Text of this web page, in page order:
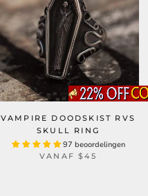
VAMPIRE DOODSKIST RVS
SKULL RING
97 beoordelingen
VANAF$45